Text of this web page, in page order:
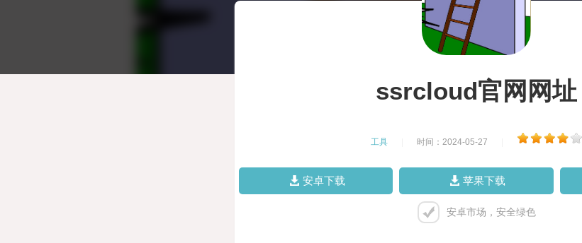
ssrcloud官网网址
工具 时间：2024-05-27
安卓下载 苹果下载
安卓市场，安全绿色